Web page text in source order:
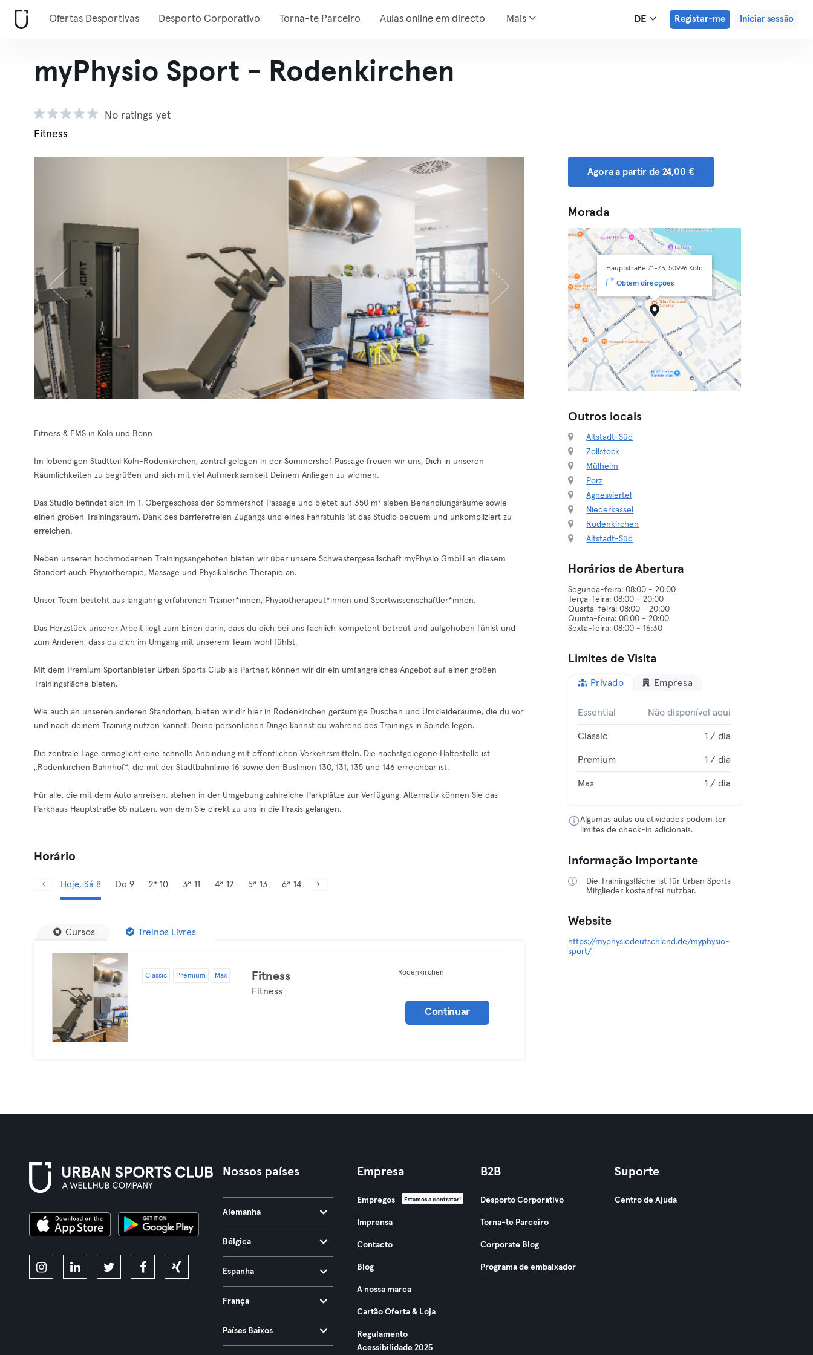
Ofertas Desportivas Desporto Corporativo Torna-te Parceiro Aulas online em directo Mais DE Registar-me Iniciar sessão
myPhysio Sport - Rodenkirchen
No ratings yet
Fitness
Fitness & EMS in Köln und Bonn
Im lebendigen Stadtteil Köln-Rodenkirchen, zentral gelegen in der Sommershof Passage freuen wir uns, Dich in unseren
Räumlichkeiten zu begrüßen und sich mit viel Aufmerksamkeit Deinem Anliegen zu widmen.
Das Studio befindet sich im 1. Obergeschoss der Sommershof Passage und bietet auf 350 m² sieben Behandlungsräume sowie
einen großen Trainingsraum. Dank des barrierefreien Zugangs und eines Fahrstuhls ist das Studio bequem und unkompliziert zu
erreichen.
Neben unseren hochmodernen Trainingsangeboten bieten wir über unsere Schwestergesellschaft myPhysio GmbH an diesem
Standort auch Physiotherapie, Massage und Physikalische Therapie an.
Unser Team besteht aus langjährig erfahrenen Trainer*innen, Physiotherapeut*innen und Sportwissenschaftler*innen.
Das Herzstück unserer Arbeit liegt zum Einen darin, dass du dich bei uns fachlich kompetent betreut und aufgehoben fühlst und
zum Anderen, dass du dich im Umgang mit unserem Team wohl fühlst.
Mit dem Premium Sportanbieter Urban Sports Club als Partner, können wir dir ein umfangreiches Angebot auf einer großen
Trainingsfläche bieten.
Wie auch an unseren anderen Standorten, bieten wir dir hier in Rodenkirchen geräumige Duschen und Umkleideräume, die du vor
und nach deinem Training nutzen kannst. Deine persönlichen Dinge kannst du während des Trainings in Spinde legen.
Die zentrale Lage ermöglicht eine schnelle Anbindung mit öffentlichen Verkehrsmitteln. Die nächstgelegene Haltestelle ist
„Rodenkirchen Bahnhof“, die mit der Stadtbahnlinie 16 sowie den Buslinien 130, 131, 135 und 146 erreichbar ist.
Für alle, die mit dem Auto anreisen, stehen in der Umgebung zahlreiche Parkplätze zur Verfügung. Alternativ können Sie das
Parkhaus Hauptstraße 85 nutzen, von dem Sie direkt zu uns in die Praxis gelangen.
Horário
Hoje, Sá 8 Do 9 2ª 10 3ª 11 4ª 12 5ª 13 6ª 14
Cursos Treinos Livres
Classic Premium Max Fitness
Fitness
Rodenkirchen
Continuar
Agora a partir de 24,00 €
Morada
Hauptstraße 71-73, 50996 Köln
Obtém direcções
Outros locais
Altstadt-Süd
Zollstock
Mülheim
Porz
Agnesviertel
Niederkassel
Rodenkirchen
Altstadt-Süd
Horários de Abertura
Segunda-feira: 08:00 - 20:00
Terça-feira: 08:00 - 20:00
Quarta-feira: 08:00 - 20:00
Quinta-feira: 08:00 - 20:00
Limites de Visita
Privado Empresa
Essential Não disponível aqui
Classic 1 / dia
Premium 1 / dia
Max 1 / dia
Algumas aulas ou atividades podem ter
limites de check-in adicionais.
Informação Importante
Die Trainingsfläche ist für Urban Sports
Mitglieder kostenfrei nutzbar.
Website
https://myphysiodeutschland.de/myphysio-
sport/
Nossos países
Alemanha
Bélgica
Espanha
França
Países Baixos
Empresa
Empregos Estamos a contratar!
Imprensa
Contacto
Blog
A nossa marca
Cartão Oferta & Loja
Regulamento
Acessibilidade 2025
B2B
Desporto Corporativo
Torna-te Parceiro
Corporate Blog
Programa de embaixador
Suporte
Centro de Ajuda